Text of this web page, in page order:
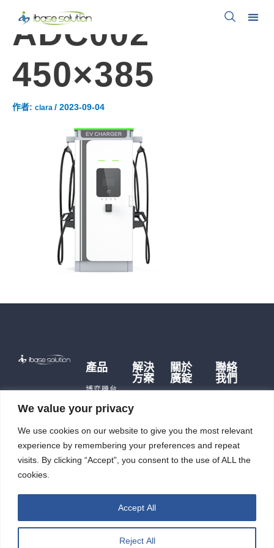
We value your privacy
We use cookies on our website to give you the most relevant
experience by remembering your preferences and repeat
visits. By clicking “Accept”, you consent to the use of ALL the
cookies.
Reject All
Accept All
ADC002
450×385
作者: clara / 2023-09-04
產品
博弈機台
遊戲主機
充電樁
觸控平板
電腦
解決
方案
體
用
智能自
動化
關於
廣錠
公司據點
力
廣錠徵才
聯絡
我們
即時訊
投資人
專區
廣錠股份有限公司 版權所有2026 © All rights reserved.